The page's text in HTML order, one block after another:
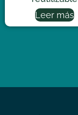
Leer más